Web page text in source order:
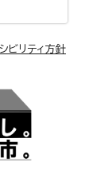
ビリティ方針